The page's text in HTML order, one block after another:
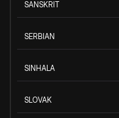
SANSKRIT
SERBIAN
SINHALA
SLOVAK